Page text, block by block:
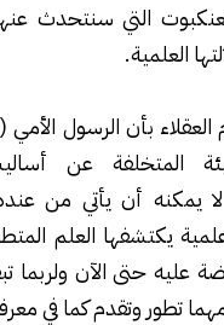
التي سنتحدث
العلمية.
بأن الرسول الأمي
المتخلفة عن
يمكنه أن يأتي من
يكتشفها العلم
عليه حتى الآن ولربما
تطور وتقدم كما في